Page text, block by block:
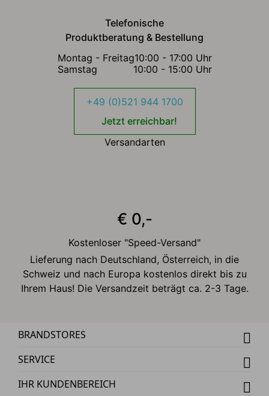
Telefonische
Produktberatung & Bestellung
Montag - Freitag10:00 - 17:00 Uhr
Samstag
10:00 - 15:00 Uhr
+49 (0)521 944 1700
Jetzt erreichbar!
Versandarten
€ 0,-
Kostenloser "Speed-Versand"
Lieferung nach Deutschland, Österreich, in die
Schweiz und nach Europa kostenlos direkt bis zu
Ihrem Haus! Die Versandzeit beträgt ca. 2-3 Tage.
BRANDSTORES
SERVICE
IHR KUNDENBEREICH